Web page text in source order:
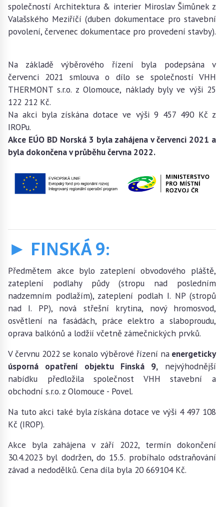
společností Architektura & interier Miroslav Šimůnek z
Valašského Meziříčí (duben dokumentace pro stavební
povolení, červenec dokumentace pro provedení stavby).
Na základě výběrového řízení byla podepsána v
červenci 2021 smlouva o dílo se společností VHH
THERMONT s.r.o. z Olomouce, náklady byly ve výši 25
122 212 Kč.
Na akci byla získána dotace ve výši 9 457 490 Kč z
IROPu.
Akce EÚO BD Norská 3 byla zahájena v červenci 2021 a
byla dokončena v průběhu června 2022.
► FINSKÁ 9:
Předmětem akce bylo zateplení obvodového pláště,
zateplení podlahy půdy (stropu nad posledním
nadzemním podlažím), zateplení podlah I. NP (stropů
nad I. PP), nová střešní krytina, nový hromosvod,
osvětlení na fasádách, práce elektro a slaboproudu,
oprava balkónů a lodžií včetně zámečnických prvků.
V červnu 2022 se konalo výběrové řízení na energeticky
úsporná opatření objektu Finská 9, nejvýhodnější
nabídku předložila společnost VHH stavební a
obchodní s.r.o. z Olomouce - Povel.
Na tuto akci také byla získána dotace ve výši 4 497 108
Kč (IROP).
Akce byla zahájena v září 2022, termín dokončení
30.4.2023 byl dodržen, do 15.5. probíhalo odstraňování
závad a nedodělků. Cena díla byla 20 669104 Kč.